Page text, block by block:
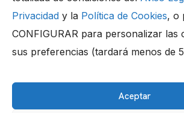
Privacidad y la Política de Cookies, o
CONFIGURAR para personalizar las
sus preferencias (tardará menos de
Aceptar
+34 956 05 99 20
Dirección
Parque Tecnológico
El Puerto de Santa María (Cádiz) –
info@fairhall.es